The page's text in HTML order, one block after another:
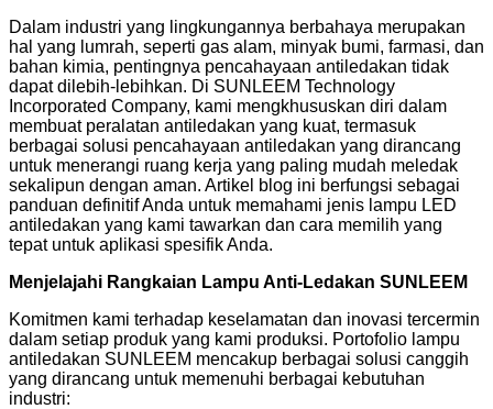
Dalam industri yang lingkungannya berbahaya merupakan
hal yang lumrah, seperti gas alam, minyak bumi, farmasi, dan
bahan kimia, pentingnya pencahayaan antiledakan tidak
dapat dilebih-lebihkan. Di SUNLEEM Technology
Incorporated Company, kami mengkhususkan diri dalam
membuat peralatan antiledakan yang kuat, termasuk
berbagai solusi pencahayaan antiledakan yang dirancang
untuk menerangi ruang kerja yang paling mudah meledak
sekalipun dengan aman. Artikel blog ini berfungsi sebagai
panduan definitif Anda untuk memahami jenis lampu LED
antiledakan yang kami tawarkan dan cara memilih yang
tepat untuk aplikasi spesifik Anda.
Menjelajahi Rangkaian Lampu Anti-Ledakan SUNLEEM
Komitmen kami terhadap keselamatan dan inovasi tercermin
dalam setiap produk yang kami produksi. Portofolio lampu
antiledakan SUNLEEM mencakup berbagai solusi canggih
yang dirancang untuk memenuhi berbagai kebutuhan
industri: